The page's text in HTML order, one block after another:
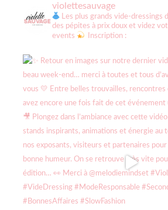
violettesauvage
Les plus grands vide-dressings
des pépites à prix doux et videz
events
Inscription :